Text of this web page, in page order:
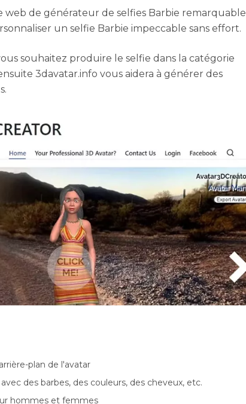
web de générateur de selfies Barbie remarquable
un selfie Barbie impeccable sans effort.
souhaitez produire le selfie dans la catégorie
3davatar.info vous aidera à générer des
plan de l'avatar
des barbes, des couleurs, des cheveux, etc.
hommes et femmes